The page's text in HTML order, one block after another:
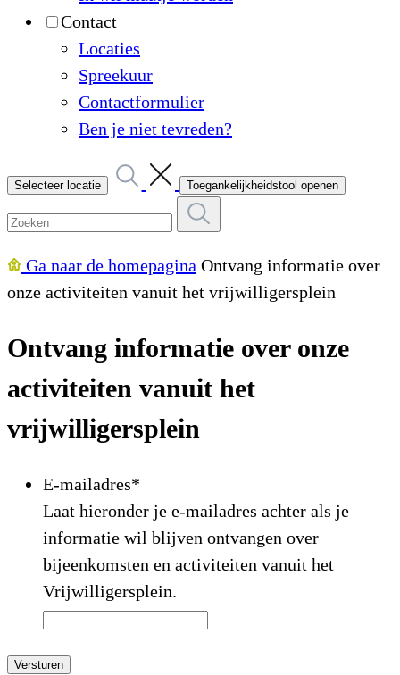
Contact
Locaties
Spreekuur
Contactformulier
Ben je niet tevreden?
Selecteer locatie Toegankelijkheidstool openen
Ga naar de homepagina Ontvang informatie over
onze activiteiten vanuit het vrijwilligersplein
Ontvang informatie over onze
activiteiten vanuit het
vrijwilligersplein
E-mailadres*
Laat hieronder je e-mailadres achter als je
informatie wil blijven ontvangen over
bijeenkomsten en activiteiten vanuit het
Vrijwilligersplein.
Versturen